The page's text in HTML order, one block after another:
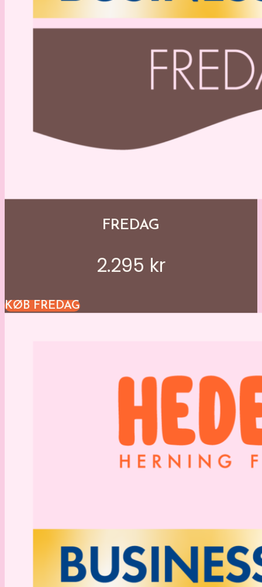
FREDAG
2.295 kr
KØB FREDAG